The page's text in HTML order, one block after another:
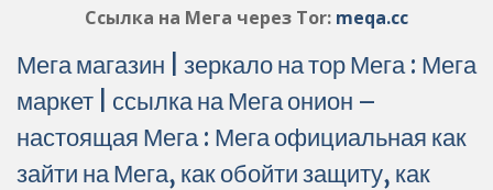
Ссылка на Мега через Tor: meqa.cc
Мега магазин | зеркало на тор Мега : Мега
маркет | ссылка на Мега онион –
настоящая Мега : Мега официальная как
зайти на Мега, как обойти защиту, как